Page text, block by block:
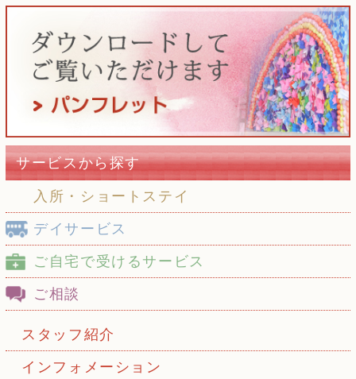
サービスから探す
入所・ショートステイ
デイサービス
ご自宅で受けるサービス
ご相談
スタッフ紹介
インフォメーション